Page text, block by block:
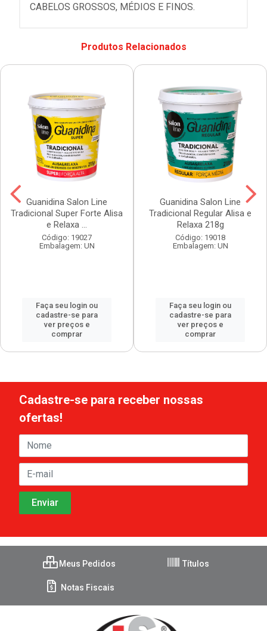
CABELOS GROSSOS, MÉDIOS E FINOS.
Produtos Relacionados
Guanidina Salon Line
Tradicional Super Forte Alisa
e Relaxa ...
Código: 19027
Embalagem: UN
Faça seu login ou
cadastre-se para
ver preços e
comprar
Guanidina Salon Line
Tradicional Regular Alisa e
Relaxa 218g
Código: 19018
Embalagem: UN
Faça seu login ou
cadastre-se para
ver preços e
comprar
Cadastre-se para receber nossas
ofertas!
Meus Pedidos Títulos
Notas Fiscais